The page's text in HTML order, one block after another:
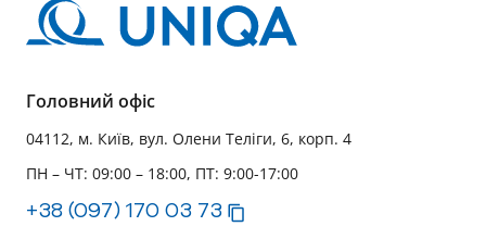
Головний офіс
04112, м. Київ, вул. Олени Теліги, 6, корп. 4
ПН – ЧТ: 09:00 – 18:00, ПТ: 9:00-17:00
+38 (097) 170 03 73